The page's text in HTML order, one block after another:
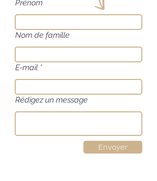
Prénom
Nom de famille
E-mail
Rédigez un message
Envoyer